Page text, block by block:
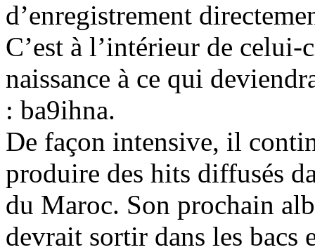
d’enregistrement
C’est à l’intérieur de
naissance à ce qui
: ba9ihna.
De façon intensive, il
produire des hits diffusés
du Maroc. Son prochain
devrait sortir dans les bacs